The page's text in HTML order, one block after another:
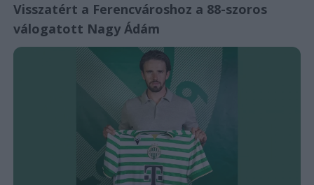
Visszatért a Ferencvároshoz a 88-szoros
válogatott Nagy Ádám